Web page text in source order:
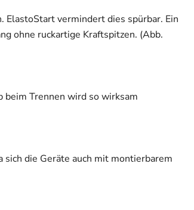
vermindert dies spürbar. Ein
ohne ruckartige Kraftspitzen. (Abb.
Trennen wird so wirksam
die Geräte auch mit montierbarem